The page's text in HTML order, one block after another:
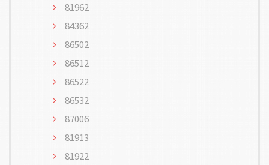
81962
84362
86502
86512
86522
86532
87006
81913
81922